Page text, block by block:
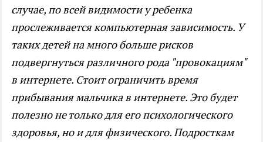
случае, по всей видимости у ребенка
прослеживается компьютерная зависимость. У
таких детей на много больше рисков
подвергнуться различного рода "провокациям"
в интернете. Стоит ограничить время
прибывания мальчика в интернете. Это будет
полезно не только для его психологического
здоровья, но и для физического. Подросткам